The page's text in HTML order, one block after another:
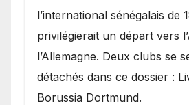
l’international sénégalais de
privilégierait un départ vers
l’Allemagne. Deux clubs se
détachés dans ce dossier :
Borussia Dortmund.